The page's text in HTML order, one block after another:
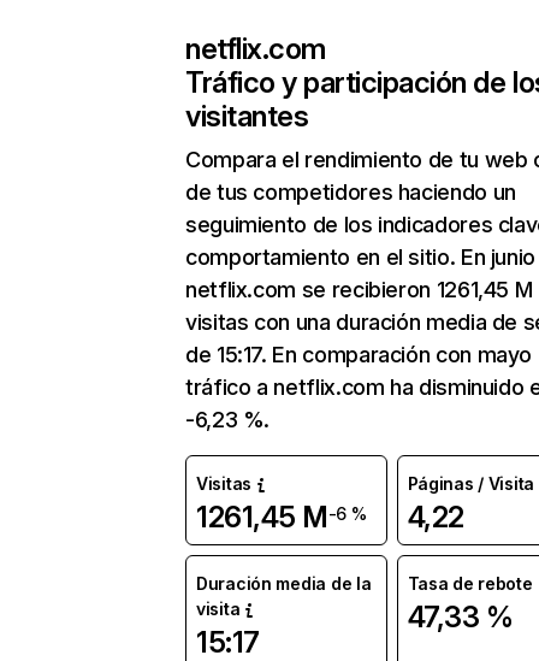
netflix.com
Tráfico y participación de
visitantes
Compara el rendimiento de tu web
de tus competidores haciendo un
seguimiento de los indicadores
comportamiento en el sitio. En junio
netflix.com se recibieron 1261,45 M
visitas con una duración media de
de 15:17. En comparación con mayo
tráfico a netflix.com ha disminuido
-6,23 %.
Visitas
1261,45 M-6 %
Páginas / Visita
4,22
Duración media de la
visita
15:17
Tasa de rebote
47,33 %